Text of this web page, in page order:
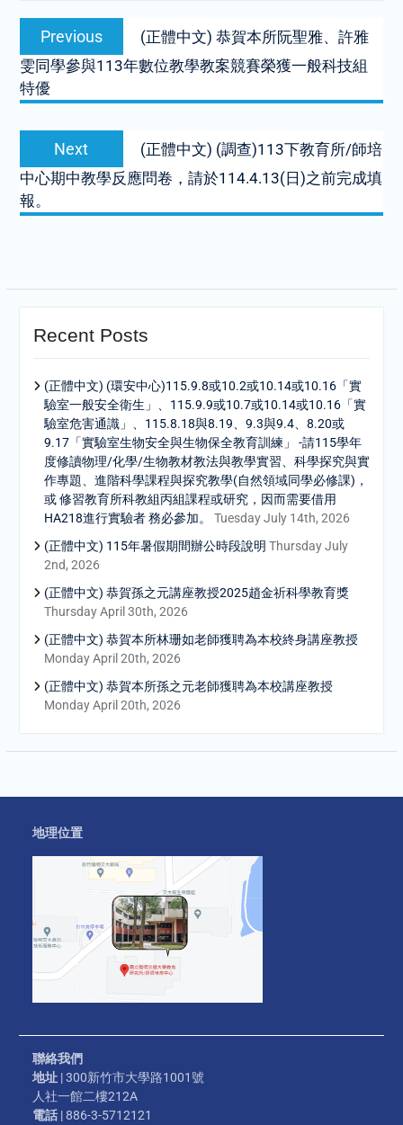
Post
navigation
Previous
Previous
post:
(正體中文) 恭賀本所阮聖雅、許雅
雯同學參與113年數位教學教案競賽榮獲一般科技組
特優
Next
Next
post:
(正體中文) (調查)113下教育所/師培
中心期中教學反應問卷，請於114.4.13(日)之前完成填
報。
Recent Posts
(正體中文) (環安中心)115.9.8或10.2或10.14或10.16「實
驗室一般安全衛生」、115.9.9或10.7或10.14或10.16「實
驗室危害通識」、115.8.18與8.19、9.3與9.4、8.20或
9.17「實驗室生物安全與生物保全教育訓練」 -請115學年
度修讀物理/化學/生物教材教法與教學實習、科學探究與實
作專題、進階科學課程與探究教學(自然領域同學必修課)，
或 修習教育所科教組丙組課程或研究，因而需要借用
HA218進行實驗者 務必參加。
Tuesday July 14th, 2026
(正體中文) 115年暑假期間辦公時段說明 Thursday July
2nd, 2026
(正體中文) 恭賀孫之元講座教授2025趙金祈科學教育獎
Thursday April 30th, 2026
(正體中文) 恭賀本所林珊如老師獲聘為本校終身講座教授
Monday April 20th, 2026
(正體中文) 恭賀本所孫之元老師獲聘為本校講座教授
Monday April 20th, 2026
地理位置
聯絡我們
地址 | 300新竹市大學路1001號
人社一館二樓212A
電話 | 886-3-5712121